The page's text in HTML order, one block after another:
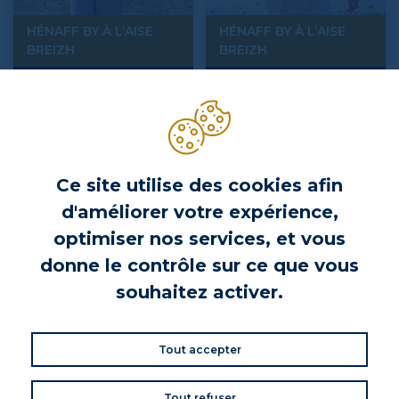
Ce site utilise des cookies afin
d'améliorer votre expérience,
optimiser nos services, et vous
donne le contrôle sur ce que vous
souhaitez activer.
Tout accepter
HÉNAFF BY À L’AISE
BREIZH
HÉNAFF BY À L’AISE
BREIZH
Jaune
HÉNAFF BY À L’AISE
HÉNAFF BY À L’AISE